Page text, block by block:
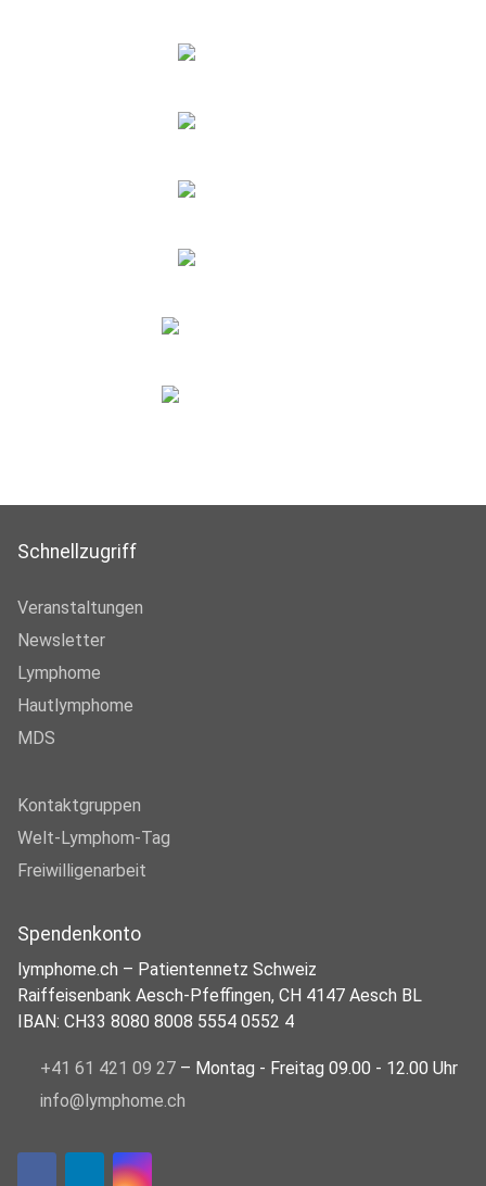
Schnellzugriff
Veranstaltungen
Newsletter
Lymphome
Hautlymphome
MDS
Kontaktgruppen
Welt-Lymphom-Tag
Freiwilligenarbeit
Spendenkonto
lymphome.ch – Patientennetz Schweiz
Raiffeisenbank Aesch-Pfeffingen, CH 4147 Aesch BL
IBAN: CH33 8080 8008 5554 0552 4
+41 61 421 09 27 – Montag - Freitag 09.00 - 12.00 Uhr
info@lymphome.ch